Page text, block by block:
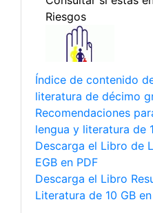
Índice de contenido
literatura de décimo
Recomendaciones
lengua y literatura de
Descarga el Libro de
EGB en PDF
Descarga el Libro
Literatura de 10 GB